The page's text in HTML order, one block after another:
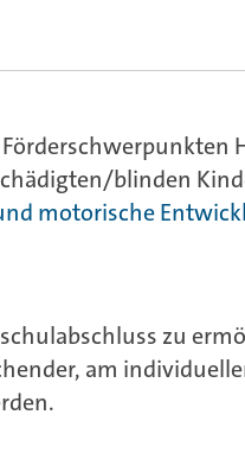
blinden
motorische
zu
am